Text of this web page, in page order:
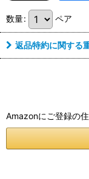
数量: ペア
返品特約に関する
Amazonにご登録の